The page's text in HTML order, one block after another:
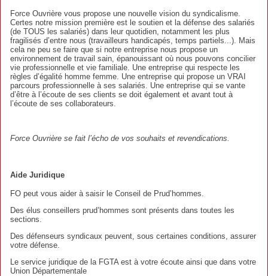
Force Ouvrière vous propose une nouvelle vision du syndicalisme.
Certes notre mission première est le soutien et la défense des salariés
(de TOUS les salariés) dans leur quotidien, notamment les plus
fragilisés d’entre nous (travailleurs handicapés, temps partiels...). Mais
cela ne peu se faire que si notre entreprise nous propose un
environnement de travail sain, épanouissant où nous pouvons concilier
vie professionnelle et vie familiale. Une entreprise qui respecte les
règles d’égalité homme femme. Une entreprise qui propose un VRAI
parcours professionnelle à ses salariés. Une entreprise qui se vante
d’être à l’écoute de ses clients se doit également et avant tout à
l’écoute de ses collaborateurs.
Force Ouvrière se fait l’écho de vos souhaits et revendications.
Aide Juridique
FO peut vous aider à saisir le Conseil de Prud’hommes.
Des élus conseillers prud’hommes sont présents dans toutes les
sections.
Des défenseurs syndicaux peuvent, sous certaines conditions, assurer
votre défense.
Le service juridique de la FGTA est à votre écoute ainsi que dans votre
Union Départementale